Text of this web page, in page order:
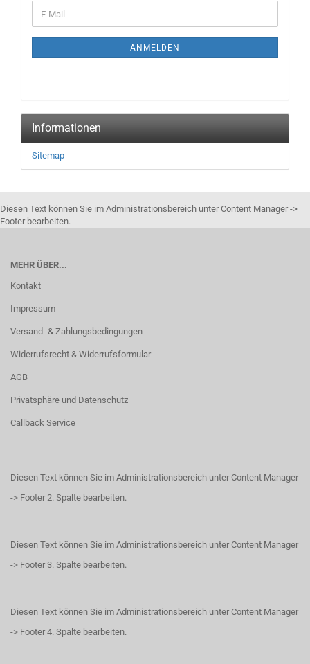
ZUR
E-
Mail
ANMELDEN
Informationen
Sitemap
Diesen Text können Sie im Administrationsbereich unter Content Manager ->
Footer bearbeiten.
MEHR ÜBER...
Kontakt
Impressum
Versand- & Zahlungsbedingungen
Widerrufsrecht & Widerrufsformular
AGB
Privatsphäre und Datenschutz
Callback Service
Diesen Text können Sie im Administrationsbereich unter Content Manager
-> Footer 2. Spalte bearbeiten.
Diesen Text können Sie im Administrationsbereich unter Content Manager
-> Footer 3. Spalte bearbeiten.
Diesen Text können Sie im Administrationsbereich unter Content Manager
-> Footer 4. Spalte bearbeiten.